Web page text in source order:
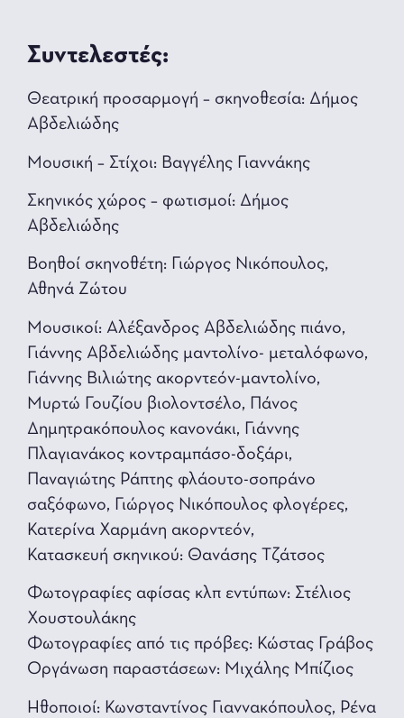
Συντελεστές:
Θεατρική προσαρμογή – σκηνοθεσία: Δήμος
Αβδελιώδης
Μουσική – Στίχοι: Βαγγέλης Γιαννάκης
Σκηνικός χώρος – φωτισμοί: Δήμος
Αβδελιώδης
Βοηθοί σκηνοθέτη: Γιώργος Νικόπουλος,
Αθηνά Ζώτου
Μουσικοί: Αλέξανδρος Αβδελιώδης πιάνο,
Γιάννης Αβδελιώδης μαντολίνο- μεταλόφωνο,
Γιάννης Βιλιώτης ακορντεόν-μαντολίνο,
Μυρτώ Γουζίου βιολοντσέλο, Πάνος
Δημητρακόπουλος κανονάκι, Γιάννης
Πλαγιανάκος κοντραμπάσο-δοξάρι,
Παναγιώτης Ράπτης φλάουτο-σοπράνο
σαξόφωνο, Γιώργος Νικόπουλος φλογέρες,
Κατερίνα Χαρμάνη ακορντεόν,
Κατασκευή σκηνικού: Θανάσης Τζάτσος
Φωτογραφίες αφίσας κλπ εντύπων: Στέλιος
Χουστουλάκης
Φωτογραφίες από τις πρόβες: Κώστας Γράβος
Οργάνωση παραστάσεων: Μιχάλης Μπίζιος
Ηθοποιοί: Κωνσταντίνος Γιαννακόπουλος, Ρένα